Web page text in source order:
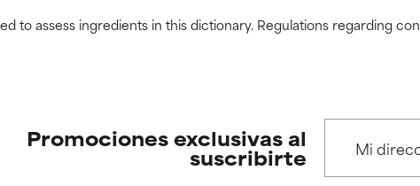
to assess ingredients in this dictionary. Regulations regarding
Promociones exclusivas al
suscribirte